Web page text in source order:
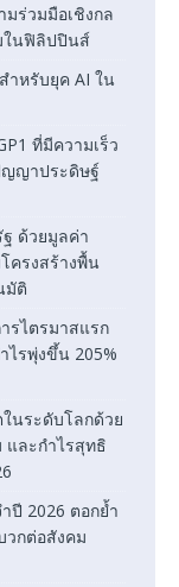
มร่วมมือเชิงกล
ในฟิลิปปินส์
ำหรับยุค AI ใน
ที่มีความเร็ว
ญญาประดิษฐ์
ด้วยมูลค่า
ครงสร้างพื้น
มัติ
รไตรมาสแรก
รพุ่งขึ้น 205%
นระดับโลกด้วย
และกำไรสุทธิ
ปี 2026 ตอกย้ำ
กต่อสังคม